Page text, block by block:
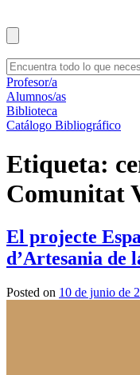
Profesor/a
Alumnos/as
Biblioteca
Catálogo Bibliográfico
Etiqueta:
Comunitat
El projecte
d’Artesania de
Posted on 10 de junio de